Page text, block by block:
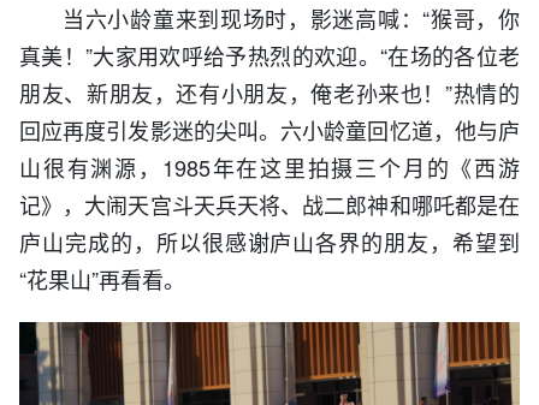
当六小龄童来到现场时，影迷高喊：“猴哥，你
真美！”大家用欢呼给予热烈的欢迎。“在场的各位老
朋友、新朋友，还有小朋友，俺老孙来也！”热情的
回应再度引发影迷的尖叫。六小龄童回忆道，他与庐
山很有渊源，1985年在这里拍摄三个月的《西游
记》，大闹天宫斗天兵天将、战二郎神和哪吒都是在
庐山完成的，所以很感谢庐山各界的朋友，希望到
“花果山”再看看。